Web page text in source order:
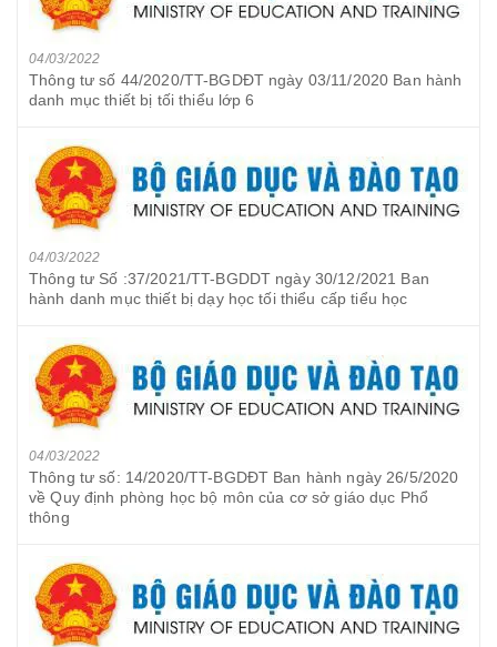
04/03/2022
Thông tư số 44/2020/TT-BGDĐT ngày 03/11/2020 Ban hành
danh mục thiết bị tối thiểu lớp 6
04/03/2022
Thông tư Số :37/2021/TT-BGDDT ngày 30/12/2021 Ban
hành danh mục thiết bị dạy học tối thiểu cấp tiểu học
04/03/2022
Thông tư số: 14/2020/TT-BGDĐT Ban hành ngày 26/5/2020
về Quy định phòng học bộ môn của cơ sở giáo dục Phổ
thông